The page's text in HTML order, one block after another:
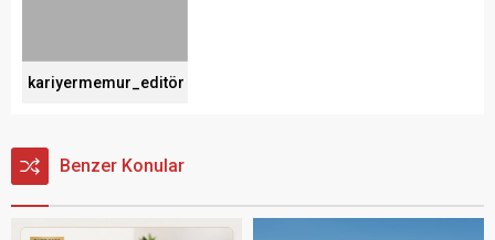
kariyermemur_editör
Benzer Konular